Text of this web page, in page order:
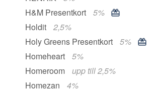
H&M Presentkort
5%
Holdit
2,5%
Holy Greens Presentkort
5%
Homeheart
5%
Homeroom
upp till 2,5%
Homezan
4%